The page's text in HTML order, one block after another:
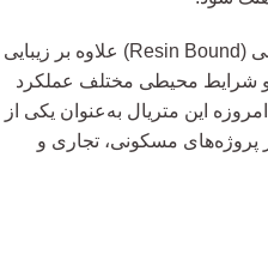
ترکیب این مواد باعث می‌شود دیپسی (Resin Bound) علاوه بر زیبایی
و شرایط محیطی مختلف عملکرد
این متریال به‌عنوان یکی از
مسکونی، تجاری و